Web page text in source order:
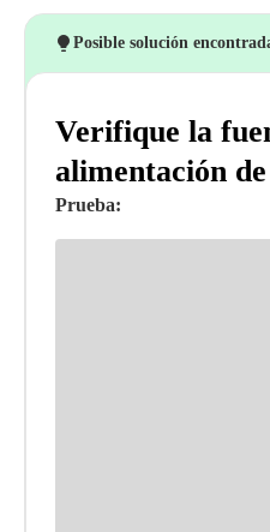
Posible solución
Verifique la
alimentación
Prueba: